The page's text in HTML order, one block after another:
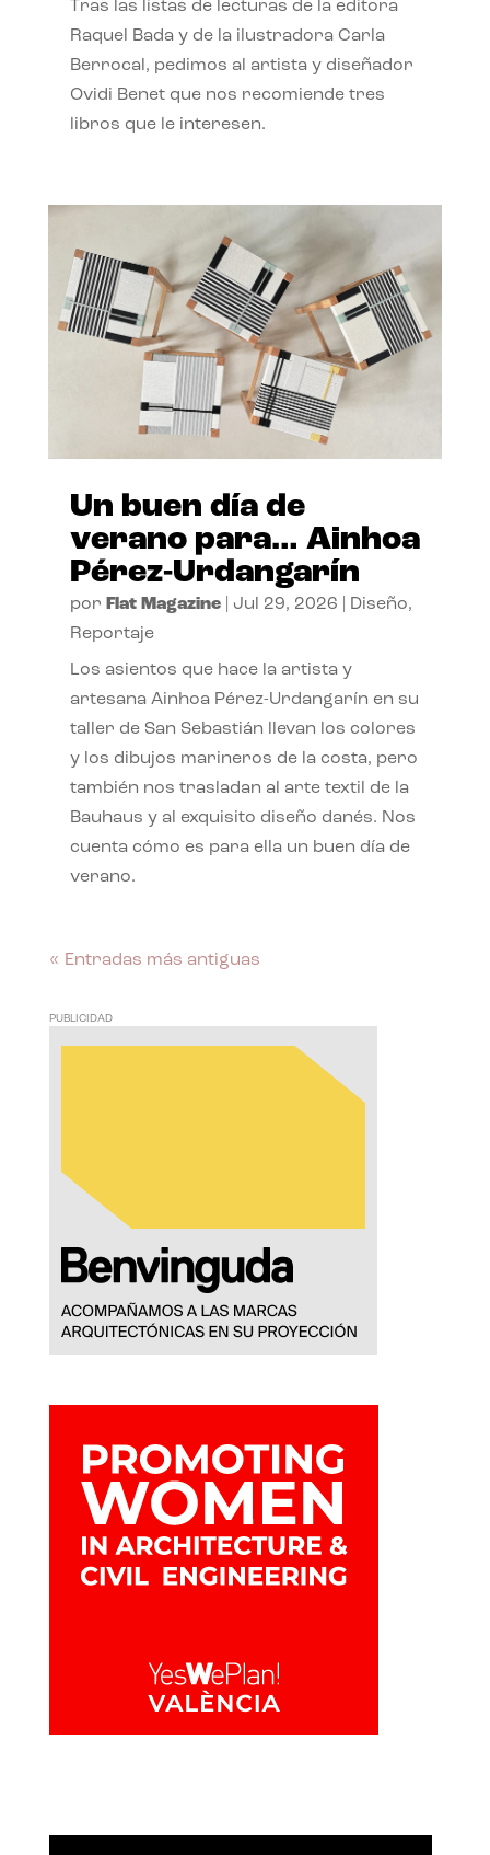
Tras las listas de lecturas de la editora
Raquel Bada y de la ilustradora Carla
Berrocal, pedimos al artista y diseñador
Ovidi Benet que nos recomiende tres
libros que le interesen.
Un buen día de
verano para… Ainhoa
Pérez-Urdangarín
por Flat Magazine| Jul 29, 2026 Diseño,
Reportaje
Los asientos que hace la artista y
artesana Ainhoa Pérez-Urdangarín en su
taller de San Sebastián llevan los colores
y los dibujos marineros de la costa, pero
también nos trasladan al arte textil de la
Bauhaus y al exquisito diseño danés. Nos
cuenta cómo es para ella un buen día de
verano.
« Entradas más antiguas
PUBLICIDAD